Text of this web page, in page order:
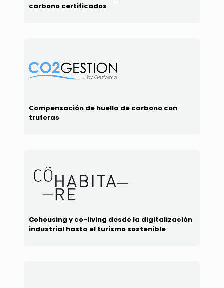
carbono certificados
Compensación de huella de carbono con
truferas
Cohousing y co-living desde la digitalización
industrial hasta el turismo sostenible